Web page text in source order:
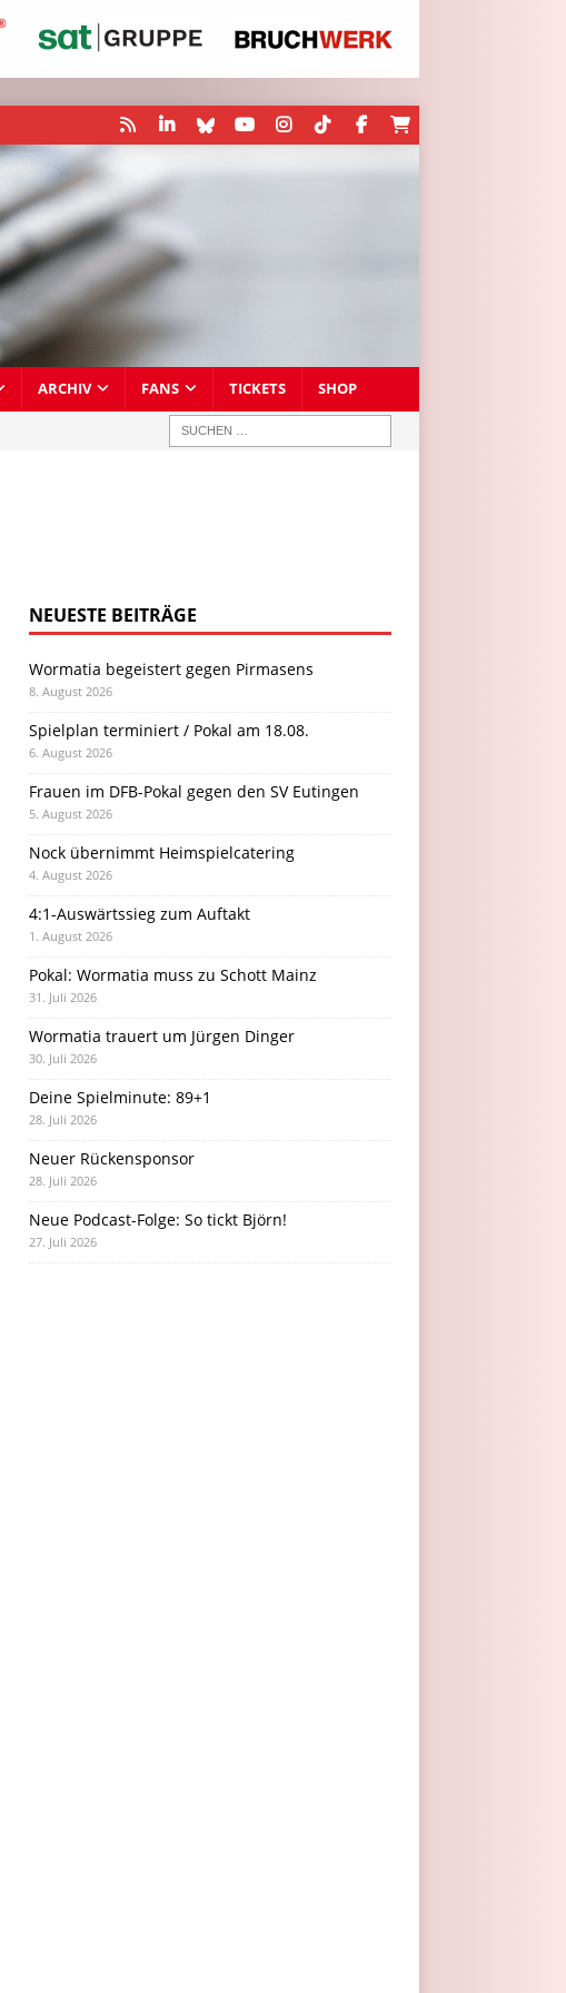
ARCHIV FANS TICKETS SHOP
NEUESTE BEITRÄGE
Wormatia begeistert gegen Pirmasens
8. August 2026
Spielplan terminiert / Pokal am 18.08.
6. August 2026
Frauen im DFB-Pokal gegen den SV Eutingen
5. August 2026
Nock übernimmt Heimspielcatering
4. August 2026
4:1-Auswärtssieg zum Auftakt
1. August 2026
Pokal: Wormatia muss zu Schott Mainz
31. Juli 2026
Wormatia trauert um Jürgen Dinger
30. Juli 2026
Deine Spielminute: 89+1
28. Juli 2026
Neuer Rückensponsor
28. Juli 2026
Neue Podcast-Folge: So tickt Björn!
27. Juli 2026